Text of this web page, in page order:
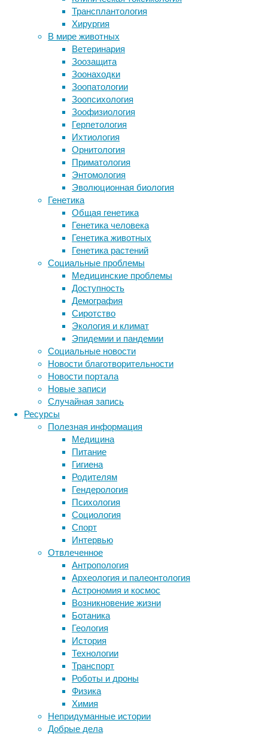
Трансплантология
Хирургия
В мире животных
Ветеринария
Зоозащита
Зоонаходки
Зоопатологии
Зоопсихология
Зоофизиология
Герпетология
Ихтиология
Орнитология
Приматология
Энтомология
Эволюционная биология
Генетика
Общая генетика
Генетика человека
Генетика животных
Генетика растений
Социальные проблемы
Медицинские проблемы
Доступность
Демография
Сиротство
Экология и климат
Эпидемии и пандемии
Социальные новости
Новости благотворительности
Новости портала
Новые записи
Случайная запись
Ресурсы
Полезная информация
Медицина
Питание
Гигиена
Родителям
Гендерология
Психология
Социология
Спорт
Интервью
Отвлеченное
Антропология
Археология и палеонтология
Астрономия и космос
Возникновение жизни
Ботаника
Геология
История
Технологии
Транспорт
Роботы и дроны
Физика
Химия
Непридуманные истории
Добрые дела
физиология
Мы
вновь
рассказываем
мифах,
связанных
красотой
здоровьем.
Недавно
на
портале
были
опубликованы
материалы
том,
что,
вопреки
сложившемуся
мнению,
целлюлита
не
стоит
опасаться,
и
о
том,
почему
далеко
не
все
«антивозрастные»
средства
могут
быть
эффективными.
Рассказываем,
почему
не
стоит
прибегать
детоксу
попытке
очистить
организм
и
Микроглия жиреет при Альцгеймере
Частицы микропластика оказались
способны проникать в мозг
Молодые вороны ведут себя как
взрослые обезьяны
Атмосфера Земли кишит
фрагментами грибных клеток
Следите за новостями
Метки
ДНК бактерии
биотехнология
генетика дети
здоровье знания иммунитет
инструменты и методы
исследования
лекарства медицина
мозг наука неврология
нейробиология
нейрофизиология
палеонтология
поведение